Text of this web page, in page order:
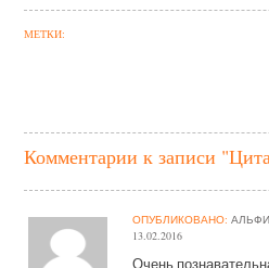
МЕТКИ:
Комментарии к записи
ОПУБЛИКОВАНО:
13.02.2016
Очень